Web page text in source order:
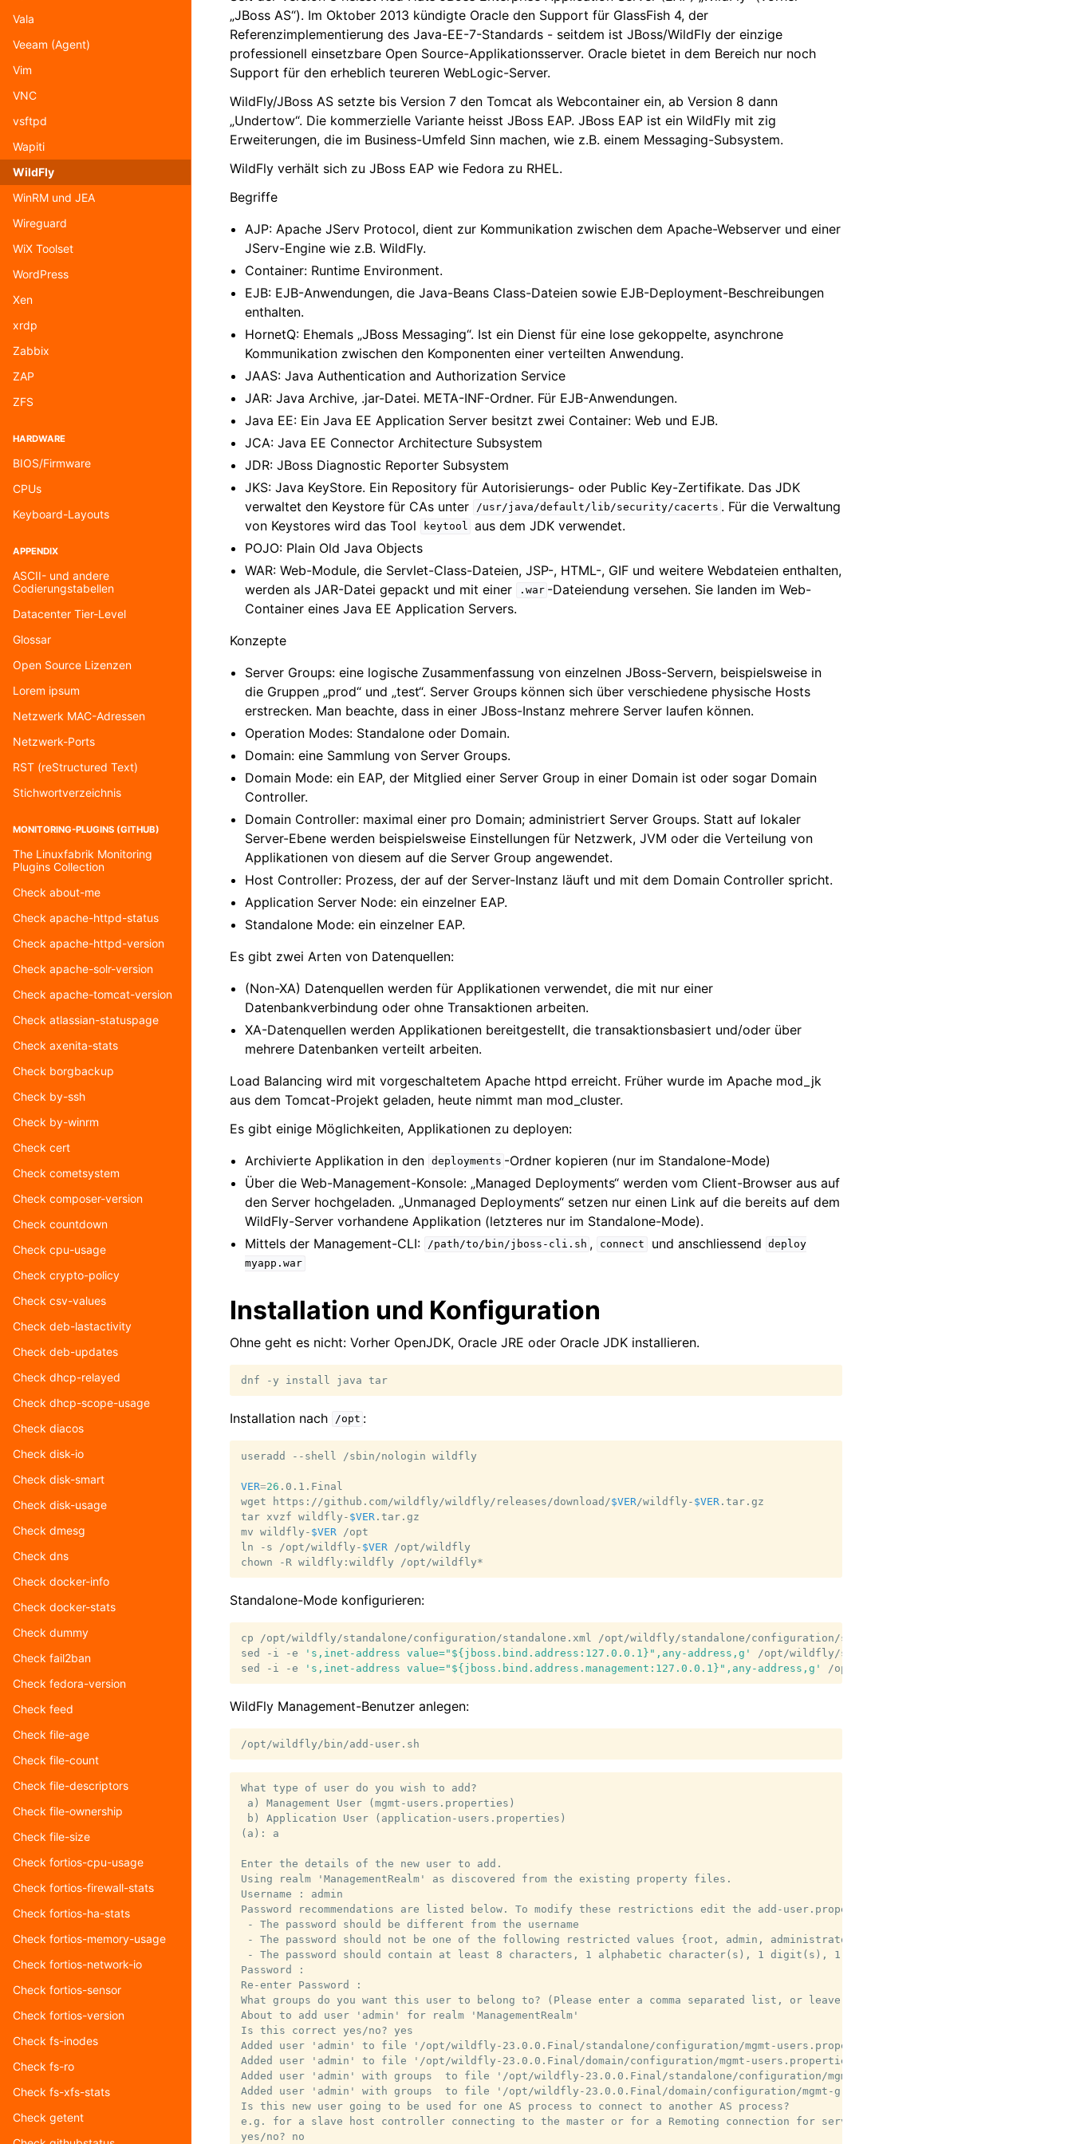
Vala
Veeam (Agent)
Vim
VNC
vsftpd
Wapiti
WildFly
WinRM und JEA
Wireguard
WiX Toolset
WordPress
Xen
xrdp
Zabbix
ZAP
ZFS
HARDWARE
BIOS/Firmware
CPUs
Keyboard-Layouts
APPENDIX
ASCII- und andere
Codierungstabellen
Datacenter Tier-Level
Glossar
Open Source Lizenzen
Lorem ipsum
Netzwerk MAC-Adressen
Netzwerk-Ports
RST (reStructured Text)
Stichwortverzeichnis
MONITORING-PLUGINS (GITHUB)
The Linuxfabrik Monitoring
Plugins Collection
Check about-me
Check apache-httpd-status
Check apache-httpd-version
Check apache-solr-version
Check apache-tomcat-version
Check atlassian-statuspage
Check axenita-stats
Check borgbackup
Check by-ssh
Check by-winrm
Check cert
Check cometsystem
Check composer-version
Check countdown
Check cpu-usage
Check crypto-policy
Check csv-values
Check deb-lastactivity
Check deb-updates
Check dhcp-relayed
Check dhcp-scope-usage
Check diacos
Check disk-io
Check disk-smart
Check disk-usage
Check dmesg
Check dns
Check docker-info
Check docker-stats
Check dummy
Check fail2ban
Check fedora-version
Check feed
Check file-age
Check file-count
Check file-descriptors
Check file-ownership
Check file-size
Check fortios-cpu-usage
Check fortios-firewall-stats
Check fortios-ha-stats
Check fortios-memory-usage
Check fortios-network-io
Check fortios-sensor
Check fortios-version
Check fs-inodes
Check fs-ro
Check fs-xfs-stats
Check getent
„JBoss AS“). Im Oktober 2013 kündigte Oracle den Support für GlassFish 4, der
Referenzimplementierung des Java-EE-7-Standards - seitdem ist JBoss/WildFly der einzige
professionell einsetzbare Open Source-Applikationsserver. Oracle bietet in dem Bereich nur noch
Support für den erheblich teureren WebLogic-Server.
WildFly/JBoss AS setzte bis Version 7 den Tomcat als Webcontainer ein, ab Version 8 dann
„Undertow“. Die kommerzielle Variante heisst JBoss EAP. JBoss EAP ist ein WildFly mit zig
Erweiterungen, die im Business-Umfeld Sinn machen, wie z.B. einem Messaging-Subsystem.
WildFly verhält sich zu JBoss EAP wie Fedora zu RHEL.
Begriffe
AJP: Apache JServ Protocol, dient zur Kommunikation zwischen dem Apache-Webserver und einer
JServ-Engine wie z.B. WildFly.
Container: Runtime Environment.
EJB: EJB-Anwendungen, die Java-Beans Class-Dateien sowie EJB-Deployment-Beschreibungen
enthalten.
HornetQ: Ehemals „JBoss Messaging“. Ist ein Dienst für eine lose gekoppelte, asynchrone
Kommunikation zwischen den Komponenten einer verteilten Anwendung.
JAAS: Java Authentication and Authorization Service
JAR: Java Archive, .jar-Datei. META-INF-Ordner. Für EJB-Anwendungen.
Java EE: Ein Java EE Application Server besitzt zwei Container: Web und EJB.
JCA: Java EE Connector Architecture Subsystem
JDR: JBoss Diagnostic Reporter Subsystem
JKS: Java KeyStore. Ein Repository für Autorisierungs- oder Public Key-Zertifikate. Das JDK
verwaltet den Keystore für CAs unter
/usr/java/default/lib/security/cacerts . Für die Verwaltung
von Keystores wird das Tool
keytool aus dem JDK verwendet.
POJO: Plain Old Java Objects
WAR: Web-Module, die Servlet-Class-Dateien, JSP-, HTML-, GIF und weitere Webdateien enthalten,
werden als JAR-Datei gepackt und mit einer
.war -Dateiendung versehen. Sie landen im Web-
Container eines Java EE Application Servers.
Konzepte
Server Groups: eine logische Zusammenfassung von einzelnen JBoss-Servern, beispielsweise in
die Gruppen „prod“ und „test“. Server Groups können sich über verschiedene physische Hosts
erstrecken. Man beachte, dass in einer JBoss-Instanz mehrere Server laufen können.
Operation Modes: Standalone oder Domain.
Domain: eine Sammlung von Server Groups.
Domain Mode: ein EAP, der Mitglied einer Server Group in einer Domain ist oder sogar Domain
Controller.
Domain Controller: maximal einer pro Domain; administriert Server Groups. Statt auf lokaler
Server-Ebene werden beispielsweise Einstellungen für Netzwerk, JVM oder die Verteilung von
Applikationen von diesem auf die Server Group angewendet.
Host Controller: Prozess, der auf der Server-Instanz läuft und mit dem Domain Controller spricht.
Application Server Node: ein einzelner EAP.
Standalone Mode: ein einzelner EAP.
Es gibt zwei Arten von Datenquellen:
(Non-XA) Datenquellen werden für Applikationen verwendet, die mit nur einer
Datenbankverbindung oder ohne Transaktionen arbeiten.
XA-Datenquellen werden Applikationen bereitgestellt, die transaktionsbasiert und/oder über
mehrere Datenbanken verteilt arbeiten.
Load Balancing wird mit vorgeschaltetem Apache httpd erreicht. Früher wurde im Apache mod_jk
aus dem Tomcat-Projekt geladen, heute nimmt man mod_cluster.
Es gibt einige Möglichkeiten, Applikationen zu deployen:
Archivierte Applikation in den deployments -Ordner kopieren (nur im Standalone-Mode)
Über die Web-Management-Konsole: „Managed Deployments“ werden vom Client-Browser aus auf
den Server hochgeladen. „Unmanaged Deployments“ setzen nur einen Link auf die bereits auf dem
WildFly-Server vorhandene Applikation (letzteres nur im Standalone-Mode).
Mittels der Management-CLI:
/path/to/bin/jboss-cli.sh , connect und anschliessend
deploy
myapp.war
Installation und Konfiguration
Ohne geht es nicht: Vorher OpenJDK, Oracle JRE oder Oracle JDK installieren.
dnf -y install java
Installation nach /opt :
useradd --shell /sbin/nologin wildfly
VER=26 .0.1.Final
wget
https://github.com/wildfly/wildfly/releases/download/$VER /wildfly- $VER .tar.gz
tar xvzf wildfly- $VER .tar.gz
mv wildfly- $VER
/opt
ln
-s /opt/wildfly- $VER
/opt/wildfly
chown
-R wildfly:wildfly
Standalone-Mode konfigurieren:
cp /opt/wildfly/standalone/configuration/standalone.xml
/opt/wildfly/standalone/configuration/standalone.xml.orig
sed
-i -e 's,inet-address value="${jboss.bind.address:127.0.0.1}",any-address,g'
/opt/wildfly/standalone/configuration/
sed
-i -e 's,inet-address value="${jboss.bind.address.management:127.0.0.1}",any-address,g'
WildFly Management-Benutzer anlegen:
What type of user do you wish to add?
a) Management User (mgmt-users.properties)
b) Application User (application-users.properties)
(a): a
Enter the details of the new user to add.
Using realm 'ManagementRealm' as discovered from the existing property files.
Username : admin
Password recommendations are listed below. To modify these restrictions edit the add-user.properties configuration file.
- The password should be different from the username
- The password should not be one of the following restricted values {root, admin, administrator}
- The password should contain at least 8 characters, 1 alphabetic character(s), 1 digit(s), 1 non-alphanumeric symbol(s)
Password :
Re-enter Password :
What groups do you want this user to belong to? (Please enter a comma separated list, or leave blank for none)[  ]:
About to add user 'admin' for realm 'ManagementRealm'
Is this correct yes/no? yes
Added user 'admin' to file '/opt/wildfly-23.0.0.Final/standalone/configuration/mgmt-users.properties'
Added user 'admin' to file '/opt/wildfly-23.0.0.Final/domain/configuration/mgmt-users.properties'
Added user 'admin' with groups  to file '/opt/wildfly-23.0.0.Final/standalone/configuration/mgmt-groups.properties'
Added user 'admin' with groups  to file '/opt/wildfly-23.0.0.Final/domain/configuration/mgmt-groups.properties'
Is this new user going to be used for one AS process to connect to another AS process?
e.g. for a slave host controller connecting to the master or for a Remoting connection for server to server Jakarta Enterprise